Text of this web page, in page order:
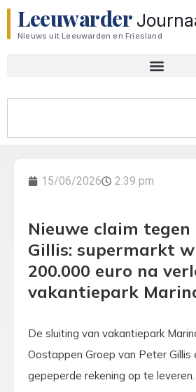
Leeuwarder
Nieuws uit Leeuwarden en Friesland
15/06/2026 2:39 pm
Nieuwe claim tegen
Gillis: supermarkt
200.000 euro na
vakantiepark
De sluiting van vakantiepark
Oostappen Groep van Peter Gillis
gepeperde rekening op te